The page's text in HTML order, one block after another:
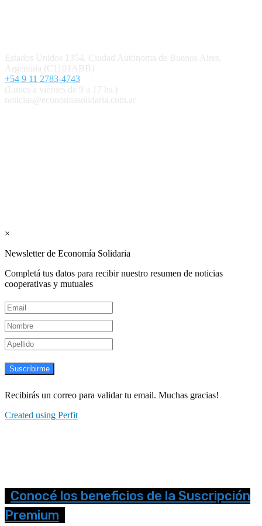
Estados Unidos 1354, Ciudad Autónoma de Buenos Aires,
Argentina (C1101ABB)
+54 9 11 2783-4743
(Lunes a viernes de 9 a 17 hs.)
noticias@economiasolidaria.com.ar
×
Newsletter de Economía Solidaria
Completá tus datos para recibir nuestro resumen de noticias
cooperativas y mutuales
Suscribirme
Recibirás un correo para validar tu email. Muchas gracias!
Created using Perfit
Conocé los beneficios de la Suscripción
Premium